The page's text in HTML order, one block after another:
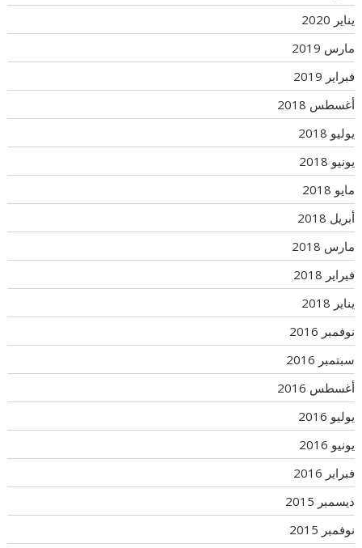
يناير 2020
مارس 2019
فبراير 2019
أغسطس 2018
يوليو 2018
يونيو 2018
مايو 2018
أبريل 2018
مارس 2018
فبراير 2018
يناير 2018
نوفمبر 2016
سبتمبر 2016
أغسطس 2016
يوليو 2016
يونيو 2016
فبراير 2016
ديسمبر 2015
نوفمبر 2015